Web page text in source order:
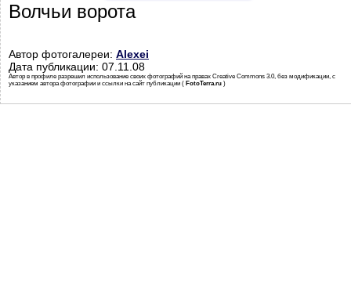
Волчьи ворота
Автор фотогалереи: Alexei
Дата публикации: 07.11.08
Автор в профиле разрешил использование своих фотографий на правах Creative Commons 3.0, без модификации, с
указанием автора фотографии и ссылки на сайт публикации ( FotoTerra.ru )